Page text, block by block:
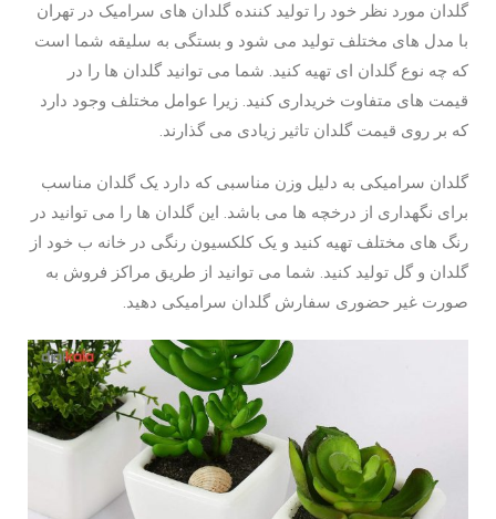
گلدان مورد نظر خود را تولید کننده گلدان های سرامیک در تهران
با مدل های مختلف تولید می شود و بستگی به سلیقه شما است
که چه نوع گلدان ای تهیه کنید. شما می توانید گلدان ها را در
قیمت ‌های متفاوت خریداری کنید. زیرا عوامل مختلف وجود دارد
که بر روی قیمت گلدان تاثیر زیادی می گذارند.
گلدان سرامیکی به دلیل وزن مناسبی که دارد یک گلدان ‌مناسب
برای نگهداری از درخچه ها می باشد. این ‌گلدان ها را می توانید در
رنگ های مختلف تهیه کنید و یک کلکسیون رنگی در خانه ب خود از
گلدان و گل تولید کنید‌. شما می توانید از طریق مراکز فروش به
صورت غیر حضوری سفارش گلدان سرامیکی دهید.